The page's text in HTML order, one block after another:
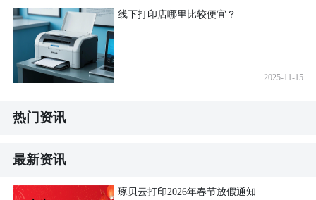
线下打印店哪里比较便宜？
2025-11-15
热门资讯
最新资讯
琢贝云打印2026年春节放假通知